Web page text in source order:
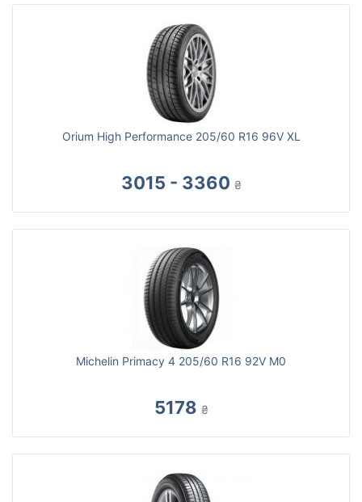
Orium High Performance 205/60 R16 96V XL
3015 - 3360 ₴
Michelin Primacy 4 205/60 R16 92V M0
5178 ₴